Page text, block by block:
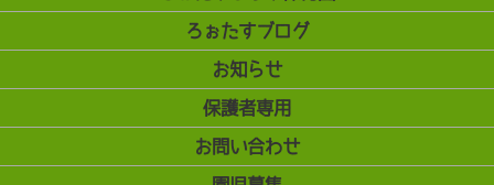
ろぉたすブログ
お知らせ
保護者専用
お問い合わせ